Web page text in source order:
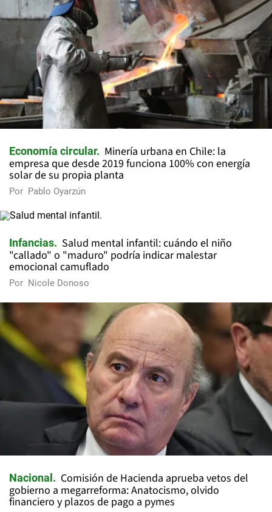
Economía circular
Minería urbana en Chile: la
empresa que desde 2019 funciona 100% con energía
solar de su propia planta
Por Pablo Oyarzún
Infancias
Salud mental infantil: cuándo el niño
"callado" o "maduro" podría indicar malestar
emocional camuflado
Por Nicole Donoso
Nacional
Comisión de Hacienda aprueba vetos del
gobierno a megarreforma: Anatocismo, olvido
financiero y plazos de pago a pymes